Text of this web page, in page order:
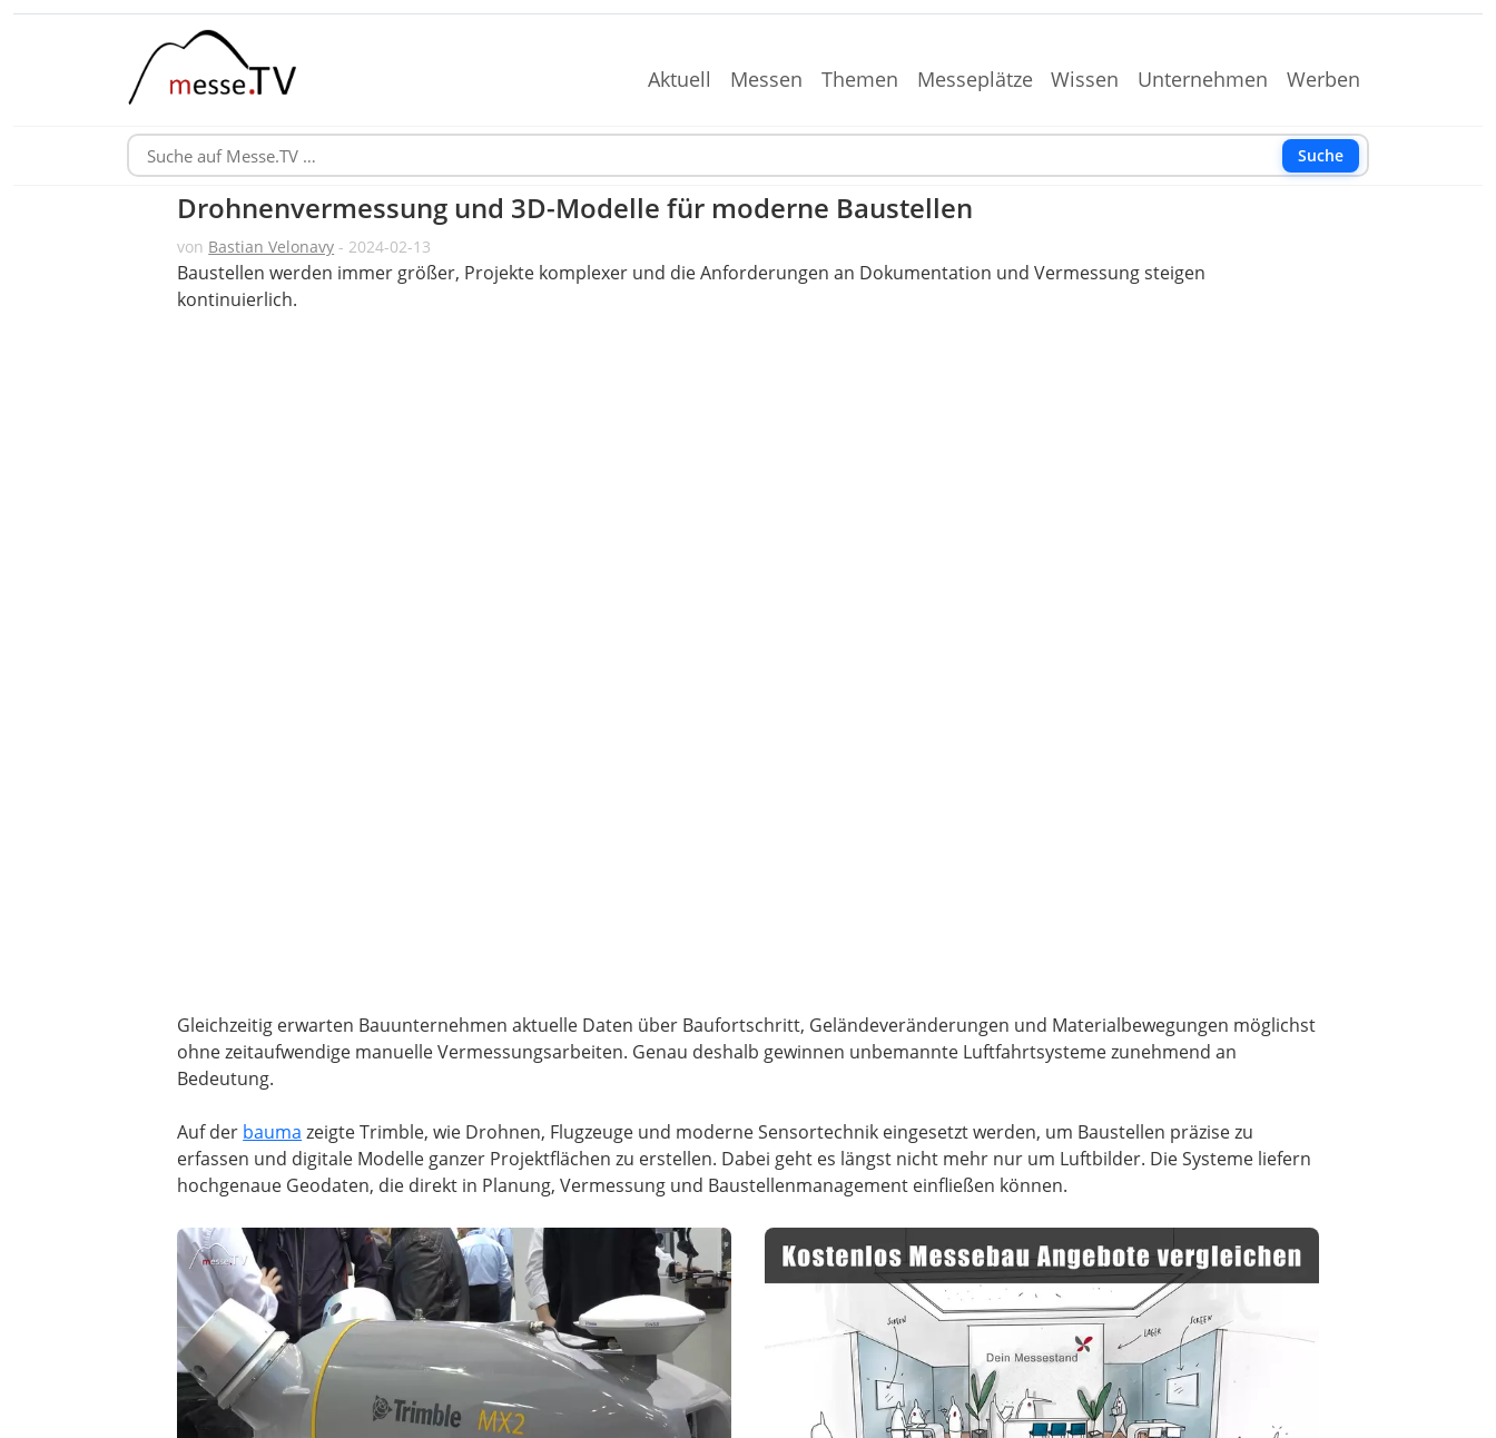
Aktuell Messen Themen Messeplätze Wissen Unternehmen Werben
Suche
Drohnenvermessung und 3D-Modelle für moderne Baustellen
von Bastian Velonavy - 2024-02-13
Baustellen werden immer größer, Projekte komplexer und die Anforderungen an Dokumentation und Vermessung steigen
kontinuierlich.
Gleichzeitig erwarten Bauunternehmen aktuelle Daten über Baufortschritt, Geländeveränderungen und Materialbewegungen möglichst
ohne zeitaufwendige manuelle Vermessungsarbeiten. Genau deshalb gewinnen unbemannte Luftfahrtsysteme zunehmend an
Bedeutung.
Auf der bauma zeigte Trimble, wie Drohnen, Flugzeuge und moderne Sensortechnik eingesetzt werden, um Baustellen präzise zu
erfassen und digitale Modelle ganzer Projektflächen zu erstellen. Dabei geht es längst nicht mehr nur um Luftbilder. Die Systeme liefern
hochgenaue Geodaten, die direkt in Planung, Vermessung und Baustellenmanagement einfließen können.